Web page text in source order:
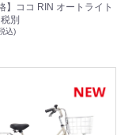
】ココ RIN オートライト
別
込)